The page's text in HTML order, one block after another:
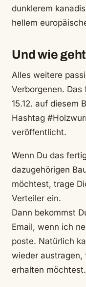
dunklerem
hellem
Und wie
Alles weitere
Verborgenen. Das
15.12. auf diesem
Hashtag
veröffentlicht.
Wenn Du das
dazugehörigen
möchtest, trage
Verteiler ein.
Dann bekommst
Email, wenn ich
poste. Natürlich
wieder austragen,
erhalten möchtest.